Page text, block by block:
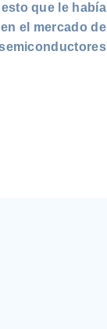
que le había
el mercado de